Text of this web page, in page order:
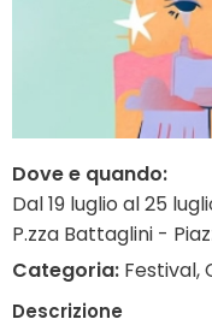
Dove e quando:
Dal 19 luglio al 25
P.zza Battaglini -
Categoria: Festival,
Descrizione